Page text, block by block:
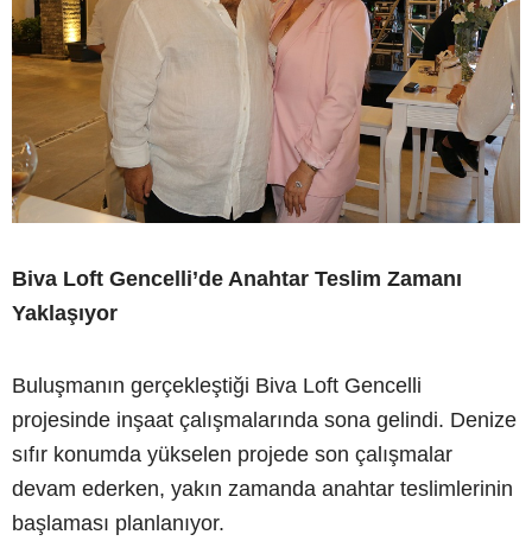
Biva Loft Gencelli’de Anahtar Teslim Zamanı
Yaklaşıyor
Buluşmanın gerçekleştiği Biva Loft Gencelli
projesinde inşaat çalışmalarında sona gelindi. Denize
sıfır konumda yükselen projede son çalışmalar
devam ederken, yakın zamanda anahtar teslimlerinin
başlaması planlanıyor.